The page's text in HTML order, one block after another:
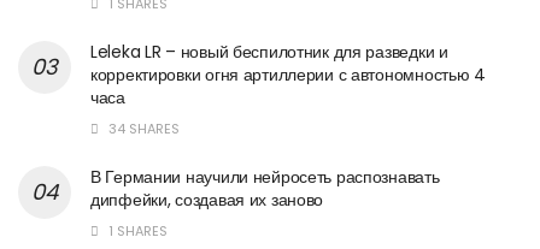
Leleka LR – новый беспилотник для разведки и
корректировки огня артиллерии с автономностью 4
часа
34 SHARES
В Германии научили нейросеть распознавать
дипфейки, создавая их заново
1 SHARES